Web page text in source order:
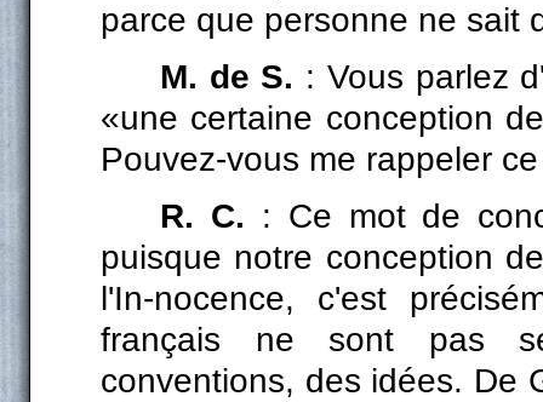
parce que personne ne sait
M. de S. : Vous parlez
«une certaine conception
Pouvez-vous me rappeler
R. C. : Ce mot de
puisque notre conception
l'In-nocence, c'est
français ne sont pas
conventions, des idées. De